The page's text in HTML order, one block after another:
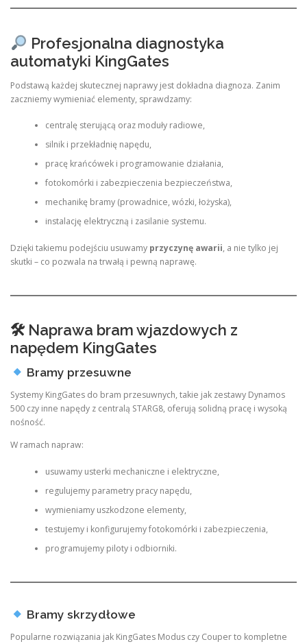
Profesjonalna diagnostyka
automatyki KingGates
Podstawą każdej skutecznej naprawy jest dokładna diagnoza. Zanim
zaczniemy wymieniać elementy, sprawdzamy:
centralę sterującą oraz moduły radiowe,
silnik i przekładnię napędu,
pracę krańcówek i programowanie działania,
fotokomórki i zabezpieczenia bezpieczeństwa,
mechanikę bramy (prowadnice, wózki, łożyska),
instalację elektryczną i zasilanie systemu.
Dzięki takiemu podejściu usuwamy przyczynę awarii, a nie tylko jej
skutki – co pozwala na trwałą i pewną naprawę.
🛠 Naprawa bram wjazdowych z
napędem KingGates
Bramy przesuwne
Systemy KingGates do bram przesuwnych, takie jak zestawy Dynamos
500 czy inne napędy z centralą STARG8, oferują solidną pracę i wysoką
nośność.
W ramach napraw:
usuwamy usterki mechaniczne i elektryczne,
regulujemy parametry pracy napędu,
wymieniamy uszkodzone elementy,
testujemy i konfigurujemy fotokomórki i zabezpieczenia,
programujemy piloty i odbiorniki.
Bramy skrzydłowe
Popularne rozwiązania jak KingGates Modus czy Couper to kompletne